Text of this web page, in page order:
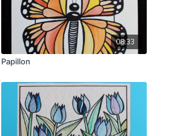
08:33
Papillon